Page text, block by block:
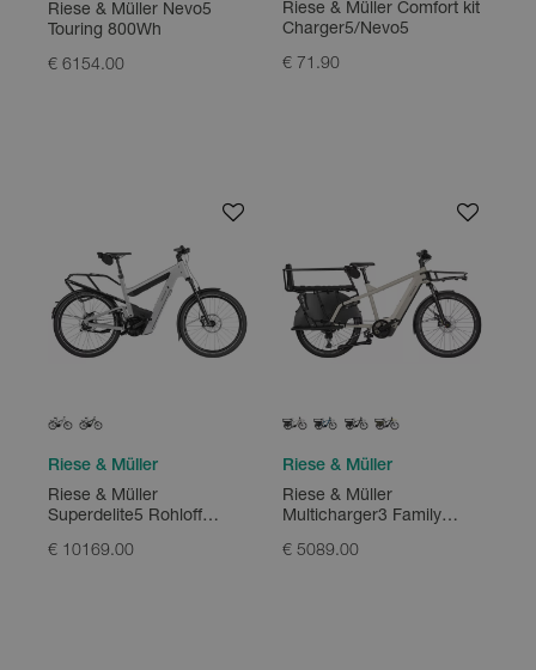
Riese & Müller Nevo5
Touring 800Wh
€ 6154.00
Riese & Müller Comfort kit
Charger5/Nevo5
€ 71.90
Riese & Müller
Riese & Müller
Superdelite5 Rohloff
€ 10169.00
Riese & Müller
Riese & Müller
Multicharger3 Family
€ 5089.00